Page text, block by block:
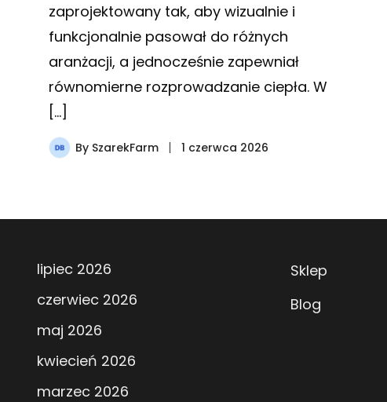
zaprojektowany tak, aby wizualnie i
funkcjonalnie pasował do różnych
aranżacji, a jednocześnie zapewniał
równomierne rozprowadzanie ciepła. W
[…]
By SzarekFarm 1 czerwca 2026
lipiec 2026
czerwiec 2026
maj 2026
kwiecień 2026
marzec 2026
Sklep
Blog